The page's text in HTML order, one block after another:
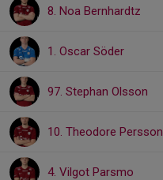
8. Noa Bernhardtz
1. Oscar Söder
97. Stephan Olsson
10. Theodore Persson
4. Vilgot Parsmo